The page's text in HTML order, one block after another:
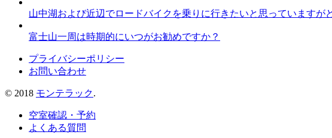
山中湖および近辺でロードバイクを乗りに行きたいと思っていますが
富士山一周は時期的にいつがお勧めですか？
プライバシーポリシー
お問い合わせ
© 2018 モンテラック.
空室確認・予約
よくある質問